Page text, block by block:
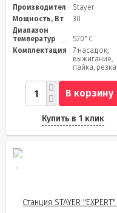
Производитель
Stayer
Мощность, Вт
30
Диапазон
температур
520°С
Комплектация
7 насадок,
выжигание,
пайка, резка
В корзину
Купить в 1 клик